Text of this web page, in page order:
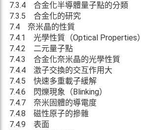
7.3.4 合金化半導體量子點的分類
7.3.5 合金化的研究
7.4 奈米晶的性質
7.4.1 光學性質（Optical Properties）
7.4.2 二元量子點
7.4.3 合金化奈米晶的光學性質
7.4.4 激子交換的交互作用大
7.4.5 快速多重載子緩解
7.4.6 閃爍現象（Blinking）
7.4.7 奈米固體的導電度
7.4.8 磁性原子的摻雜
7.4.9 表面